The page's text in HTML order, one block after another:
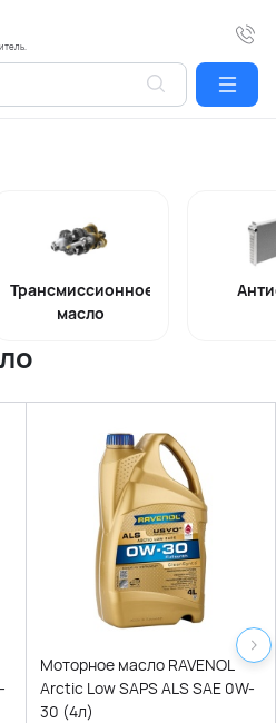
Трансмиссионное
масло
Моторное масло RAVENOL
Arctic Low SAPS ALS SAE 0W-
30 (4л)